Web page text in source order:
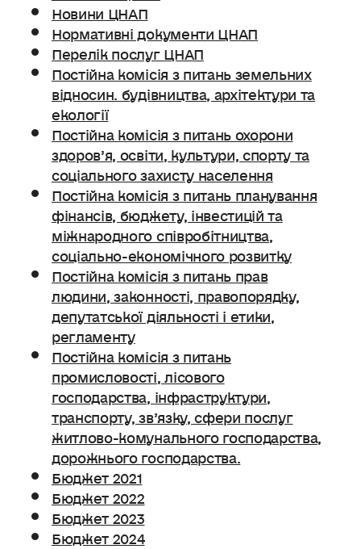
Новини ЦНАП
Нормативні документи ЦНАП
Перелік послуг ЦНАП
Постійна комісія з питань земельних
відносин. будівництва, архітектури та
екології
Постійна комісія з питань охорони
здоров’я, освіти, культури, спорту та
соціального захисту населення
Постійна комісія з питань планування
фінансів, бюджету, інвестицій та
міжнародного співробітництва,
соціально-економічного розвитку
Постійна комісія з питань прав
людини, законності, правопорядку,
депутатської діяльності і етики,
регламенту
Постійна комісія з питань
промисловості, лісового
господарства, інфраструктури,
транспорту, зв’язку, сфери послуг
житлово-комунального господарства,
дорожнього господарства.
Бюджет 2021
Бюджет 2022
Бюджет 2023
Бюджет 2024